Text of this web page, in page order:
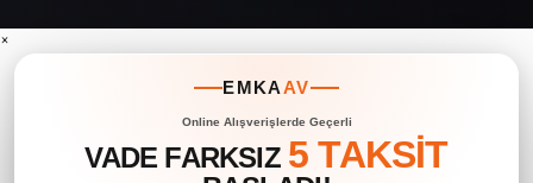
Türkiye’dehavalı tüfek satın almak için ruhsat
zorunluluğu yoktur. 18 yaşını doldurmuş kişiler, fatura
karşılığında yasal şekilde havalı tüfek sahibi olabilir.
hedef, hobi ve sportif atışlariçin kullanılmalıdır.
Atış yaparken aşağıdaki güvenlik kurallarına dikkat
×
EMKAAV
Online Alışverişlerde Geçerli
VADE FARKSIZ 5 TAKSİT